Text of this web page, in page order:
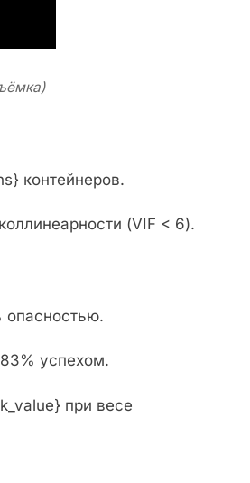
контейнеров.
(VIF < 6).
опасностью.
успехом.
при весе